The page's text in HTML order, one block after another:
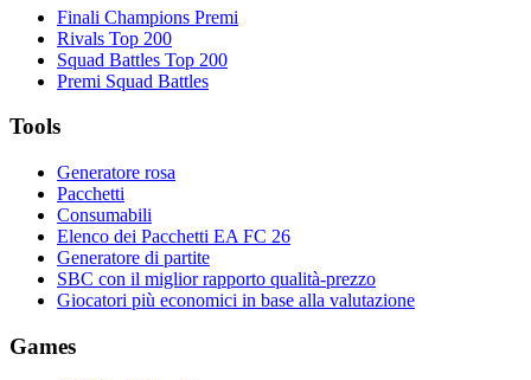
Finali Champions Premi
Rivals Top 200
Squad Battles Top 200
Premi Squad Battles
Tools
Generatore rosa
Pacchetti
Consumabili
Elenco dei Pacchetti EA FC 26
Generatore di partite
SBC con il miglior rapporto qualità-prezzo
Giocatori più economici in base alla valutazione
Games